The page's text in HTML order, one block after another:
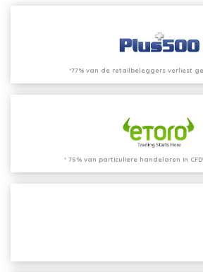
*77% van de retailbeleggers verliest
* 75% van particuliere handelaren in